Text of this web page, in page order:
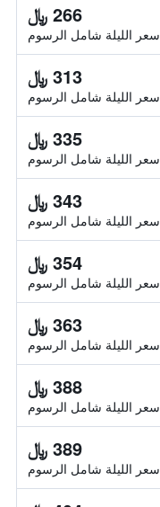
266 ﷼
سعر الليلة شامل الرسوم
313 ﷼
سعر الليلة شامل الرسوم
335 ﷼
سعر الليلة شامل الرسوم
343 ﷼
سعر الليلة شامل الرسوم
354 ﷼
سعر الليلة شامل الرسوم
363 ﷼
سعر الليلة شامل الرسوم
388 ﷼
سعر الليلة شامل الرسوم
389 ﷼
سعر الليلة شامل الرسوم